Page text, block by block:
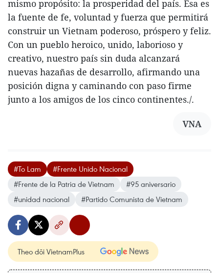
mismo propósito: la prosperidad del país. Esa es
la fuente de fe, voluntad y fuerza que permitirá
construir un Vietnam poderoso, próspero y feliz.
Con un pueblo heroico, unido, laborioso y
creativo, nuestro país sin duda alcanzará
nuevas hazañas de desarrollo, afirmando una
posición digna y caminando con paso firme
junto a los amigos de los cinco continentes./.
VNA
#To Lam
#Frente Unido Nacional
#Frente de la Patria de Vietnam
#95 aniversario
#unidad nacional
#Partido Comunista de Vietnam
Theo dõi VietnamPlus